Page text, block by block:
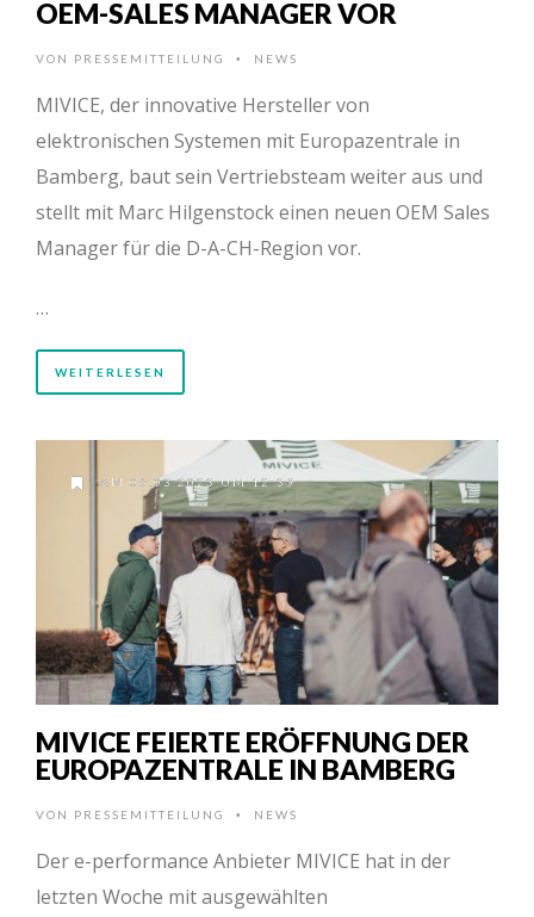
OEM-SALES MANAGER VOR
VON PRESSEMITTEILUNG • NEWS
MIVICE, der innovative Hersteller von
elektronischen Systemen mit Europazentrale in
Bamberg, baut sein Vertriebsteam weiter aus und
stellt mit Marc Hilgenstock einen neuen OEM Sales
Manager für die D-A-CH-Region vor.
…
WEITERLESEN
AM 06.03.2023 UM 12:39
MIVICE FEIERTE ERÖFFNUNG DER
EUROPAZENTRALE IN BAMBERG
VON PRESSEMITTEILUNG • NEWS
Der e-performance Anbieter MIVICE hat in der
letzten Woche mit ausgewählten